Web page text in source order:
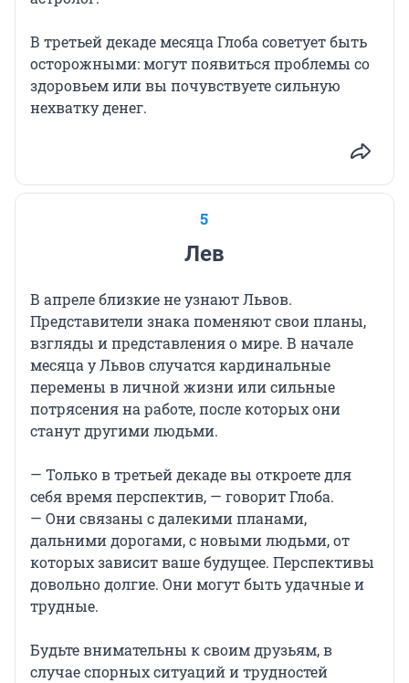
В третьей декаде месяца Глоба советует быть
осторожными: могут появиться проблемы со
здоровьем или вы почувствуете сильную
нехватку денег.
5
Лев
В апреле близкие не узнают Львов.
Представители знака поменяют свои планы,
взгляды и представления о мире. В начале
месяца у Львов случатся кардинальные
перемены в личной жизни или сильные
потрясения на работе, после которых они
станут другими людьми.
— Только в третьей декаде вы откроете для
себя время перспектив, — говорит Глоба.
— Они связаны с далекими планами,
дальними дорогами, с новыми людьми, от
которых зависит ваше будущее. Перспективы
довольно долгие. Они могут быть удачные и
трудные.
Будьте внимательны к своим друзьям, в
случае спорных ситуаций и трудностей